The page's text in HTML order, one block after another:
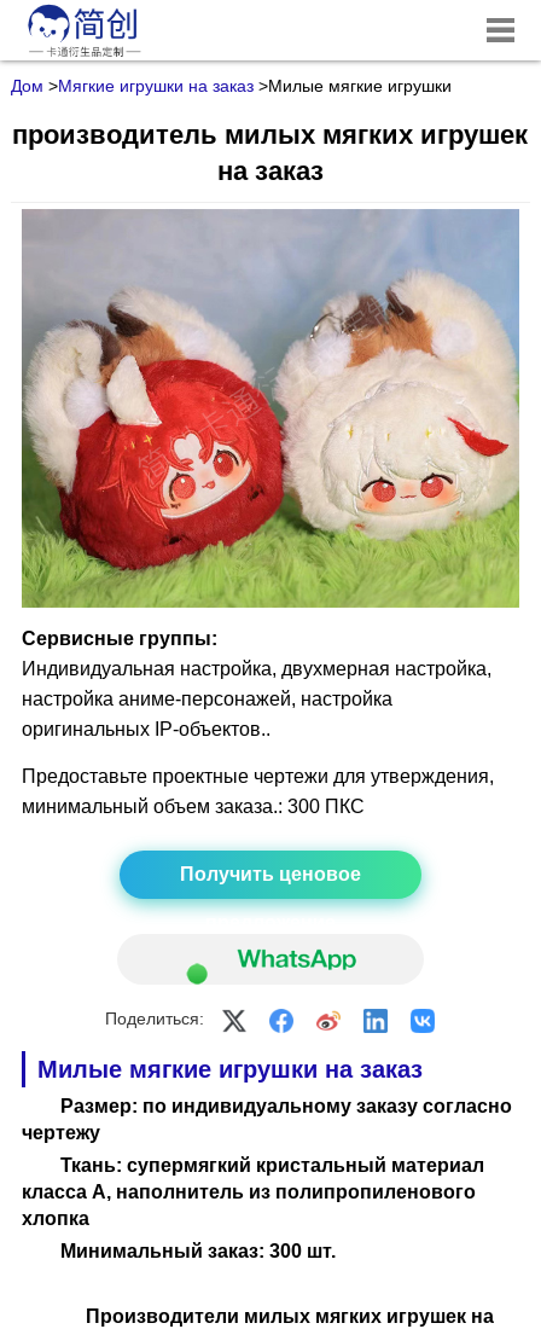
Дом >Мягкие игрушки на заказ>Милые мягкие игрушки
производитель милых мягких игрушек
на заказ
Сервисные группы:
Индивидуальная настройка, двухмерная настройка,
настройка аниме-персонажей, настройка
оригинальных IP-объектов..
Предоставьте проектные чертежи для утверждения,
минимальный объем заказа.: 300 ПКС
Получить ценовое
Поделиться:
Милые мягкие игрушки на заказ
Размер: по индивидуальному заказу согласно
чертежу
Ткань: супермягкий кристальный материал
класса А, наполнитель из полипропиленового
хлопка
Минимальный заказ: 300 шт.
Производители милых мягких игрушек на